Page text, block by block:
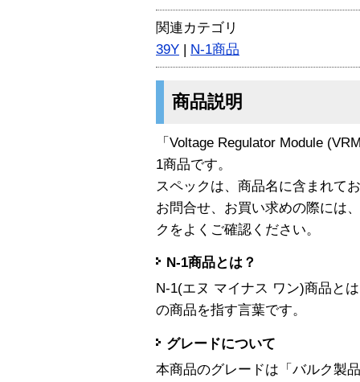
関連カテゴリ
39Y | N-1商品
商品説明
「Voltage Regulator Module
1商品です。
スペックは、商品名に含まれて
お問合せ、お買い求めの際には
クをよくご確認ください。
N-1商品とは？
N-1(エヌ マイナス ワン)商品と
の商品を指す言葉です。
グレードについて
本商品のグレードは「バルク製